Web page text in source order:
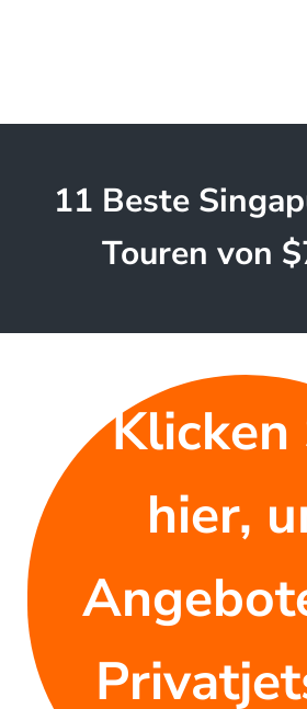
11 Beste
Touren von
Klicken
hier,